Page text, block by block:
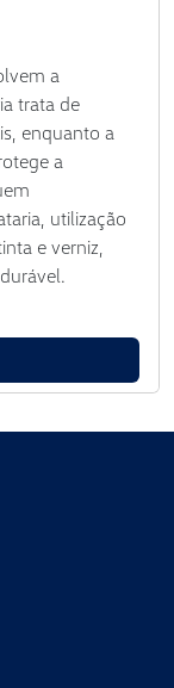
a
trata de
enquanto a
a
utilização
e verniz,